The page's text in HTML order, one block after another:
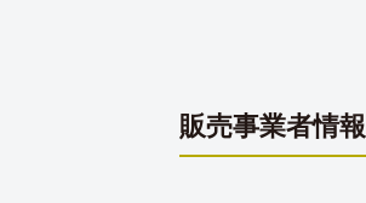
販売事業者情報